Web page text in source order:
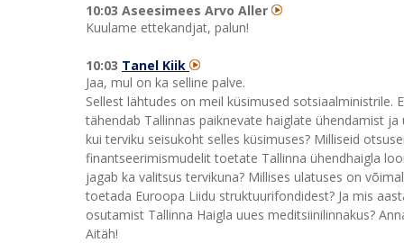
10:03 Aseesimees Arvo Aller
Kuulame ettekandjat, palun!
10:03 Tanel Kiik
Jaa, mul on ka selline palve.
Sellest lähtudes on meil küsimused sotsiaalministrile.
tähendab Tallinnas paiknevate haiglate ühendamist
kui terviku seisukoht selles küsimuses? Milliseid
finantseerimismudelit toetate Tallinna ühendhaigla
jagab ka valitsus tervikuna? Millises ulatuses on
toetada Euroopa Liidu struktuurifondidest? Ja mis
osutamist Tallinna Haigla uues meditsiinilinnakus?
Aitäh!